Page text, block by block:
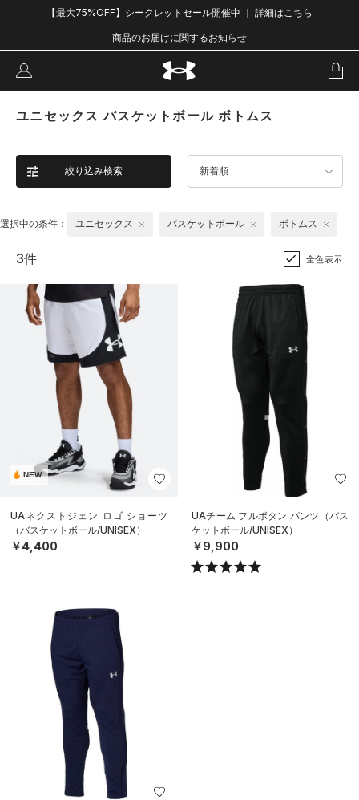
【最大75%OFF】シークレットセール開催中 ｜ 詳細はこちら
商品のお届けに関するお知らせ
ユニセックス バスケットボール ボトムス
絞り込み検索 新着順
選択中の条件： ユニセックス バスケットボール ボトムス
3件 全色表示
NEW
UAネクストジェン ロゴ ショーツ
（バスケットボール/UNISEX）
￥4,400
UAチーム フルボタン パンツ（バス
ケットボール/UNISEX）
￥9,900